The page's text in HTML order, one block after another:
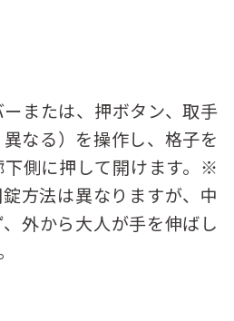
または、押ボタン、取手
なる）を操作し、格子を
側に押して開けます。※
方法は異なりますが、中
外から大人が手を伸ばし